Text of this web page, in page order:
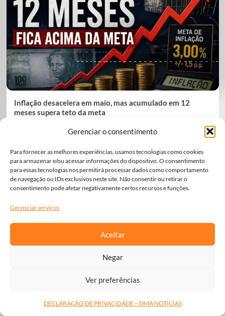
Gerenciar o consentimento
Para fornecer as melhores experiências, usamos tecnologias como cookies
para armazenar e/ou acessar informações do dispositivo. O consentimento
para essas tecnologias nos permitirá processar dados como comportamento
de navegação ou IDs exclusivos neste site. Não consentir ou retirar o
consentimento pode afetar negativamente certos recursos e funções.
Gerenciar serviços
Aceitar
Negar
Ver preferências
DECLARAÇÃO DE PRIVACIDADE – DMA NOTÍCIAS
Inflação desacelera em maio, mas acumulado em 12
meses supera teto da meta
IPCA ficou em 0,58% no mês, mas chegou a 4,72% em 12 meses;
alimentos e bebidas foram o principal foco de pressão no bolso
Leia Mais...